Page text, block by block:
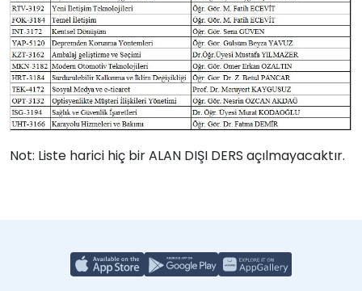
Not: Liste harici hiç bir ALAN DIŞI DERS açılmayacaktır.